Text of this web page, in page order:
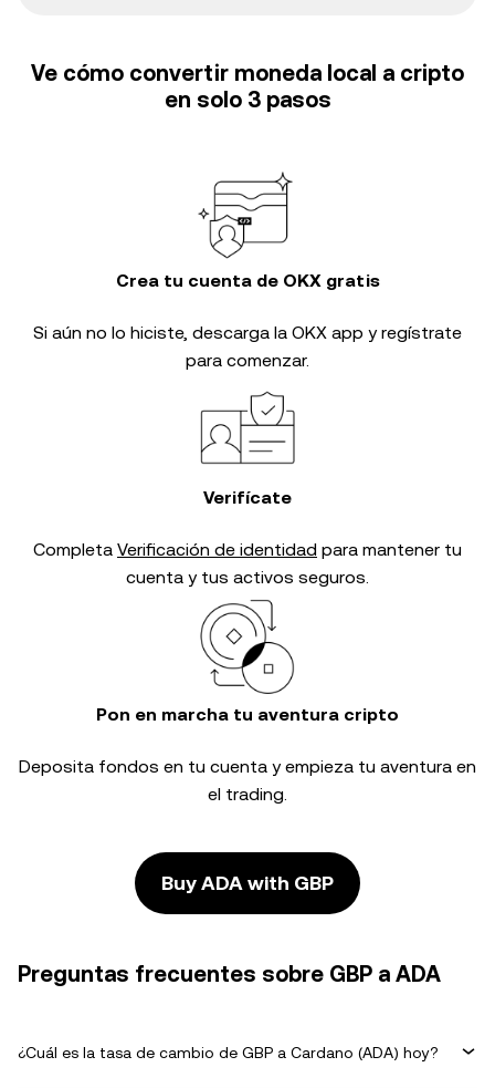
Ve cómo convertir moneda local a cripto
en solo 3 pasos
Crea tu cuenta de OKX gratis
Si aún no lo hiciste, descarga la OKX app y regístrate
para comenzar.
Verifícate
Completa Verificación de identidad para mantener tu
cuenta y tus activos seguros.
Pon en marcha tu aventura cripto
Deposita fondos en tu cuenta y empieza tu aventura en
el trading.
Buy ADA with GBP
Preguntas frecuentes sobre GBP a ADA
¿Cuál es la tasa de cambio de GBP a Cardano (ADA) hoy?